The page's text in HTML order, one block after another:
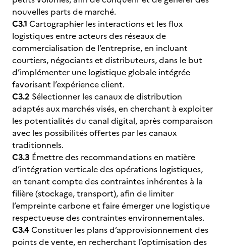
nouvelles parts de marché.
C3.1 Cartographier les interactions et les flux
logistiques entre acteurs des réseaux de
commercialisation de l’entreprise, en incluant
courtiers, négociants et distributeurs, dans le but
d’implémenter une logistique globale intégrée
favorisant l’expérience client.
C3.2 Sélectionner les canaux de distribution
adaptés aux marchés visés, en cherchant à exploiter
les potentialités du canal digital, après comparaison
avec les possibilités offertes par les canaux
traditionnels.
C3.3 Émettre des recommandations en matière
d’intégration verticale des opérations logistiques,
en tenant compte des contraintes inhérentes à la
filière (stockage, transport), afin de limiter
l’empreinte carbone et faire émerger une logistique
respectueuse des contraintes environnementales.
C3.4 Constituer les plans d’approvisionnement des
points de vente, en recherchant l’optimisation des